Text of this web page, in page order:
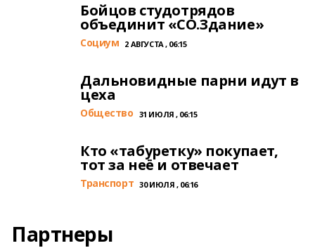
Бойцов студотрядов
объединит «СО.Здание»
Cоциум 2 АВГУСТА , 06:15
Дальновидные парни идут в
цеха
Общество 31 ИЮЛЯ , 06:15
Кто «табуретку» покупает,
тот за неё и отвечает
Транспорт 30 ИЮЛЯ , 06:16
Партнеры